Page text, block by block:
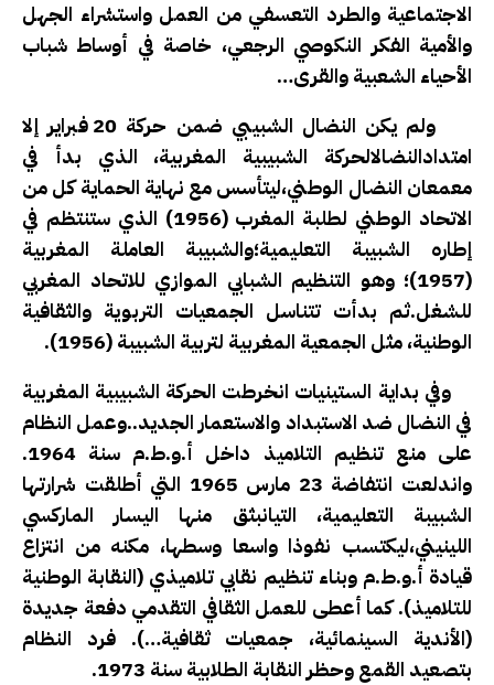
الاجتماعية والطرد التعسفي من العمل واستشراء الجهل
والأمية الفكر النكوصي الرجعي، خاصة في أوساط شباب
الأحياء الشعبية والقرى…
ولم يكن النضال الشبيبي ضمن حركة 20 فبراير إلا
امتدادالنضالالحركة الشبيبية المغربية، الذي بدأ في
معمعان النضال الوطني،ليتأسس مع نهاية الحماية كل من
الاتحاد الوطني لطلبة المغرب (1956) الذي ستنتظم في
إطاره الشبيبة التعليمية؛والشبيبة العاملة المغربية
(1957)؛ وهو التنظيم الشبابي الموازي للاتحاد المغربي
للشغل.ثم بدأت تتناسل الجمعيات التربوية والثقافية
الوطنية، مثل الجمعية المغربية لتربية الشبيبة (1956).
وفي بداية الستينيات انخرطت الحركة الشبيبية المغربية
في النضال ضد الاستبداد والاستعمار الجديد..وعمل النظام
على منع تنظيم التلاميذ داخل أ.و.ط.م سنة 1964.
واندلعت انتفاضة 23 مارس 1965 التي أطلقت شرارتها
الشبيبة التعليمية، التيانبثق منها اليسار الماركسي
اللينيني،ليكتسب نفوذا واسعا وسطها، مكنه من انتزاع
قيادة أ.و.ط.م وبناء تنظيم نقابي تلاميذي (النقابة الوطنية
للتلاميذ). كما أعطى للعمل الثقافي التقدمي دفعة جديدة
(الأندية السينمائية، جمعيات ثقافية…). فرد النظام
بتصعيد القمع وحظر النقابة الطلابية سنة 1973.